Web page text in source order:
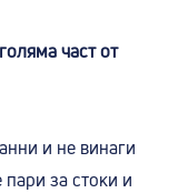
част от
и не винаги
за стоки и